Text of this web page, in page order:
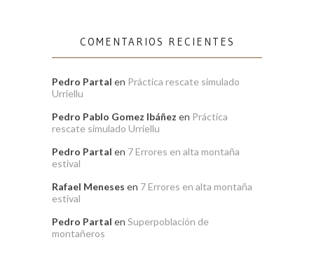
COMENTARIOS RECIENTES
Pedro Partal en Práctica rescate simulado
Urriellu
Pedro Pablo Gomez Ibáñez en Práctica
rescate simulado Urriellu
Pedro Partal en 7 Errores en alta montaña
estival
Rafael Meneses en 7 Errores en alta montaña
estival
Pedro Partal en Superpoblación de
montañeros